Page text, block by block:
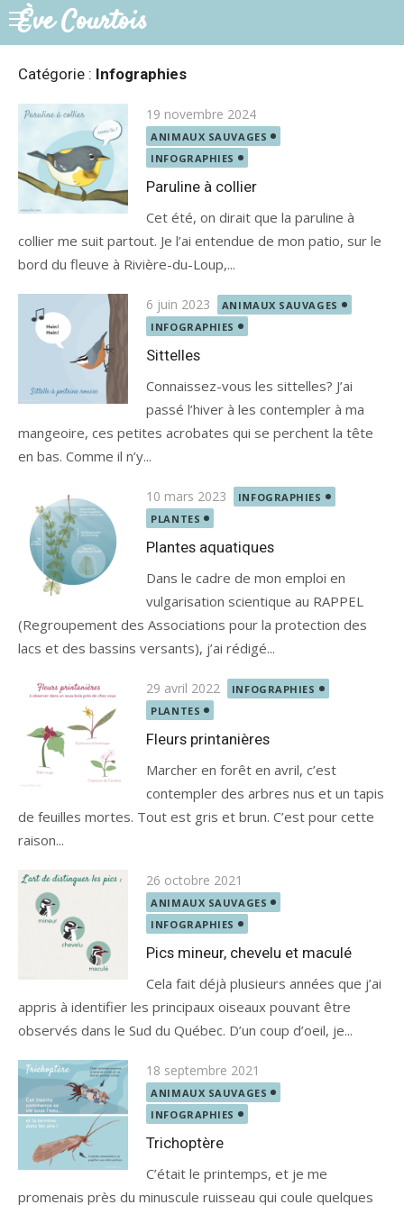
SkipÈve Courtois
Catégorie : Infographies
Posted
on
19 novembre 2024
ANIMAUX SAUVAGES
INFOGRAPHIES
Paruline à collier
Cet été, on dirait que la paruline à
collier me suit partout. Je l’ai entendue de mon patio, sur le
bord du fleuve à Rivière-du-Loup,...
Posted
on
6 juin 2023
ANIMAUX SAUVAGES
INFOGRAPHIES
Sittelles
Connaissez-vous les sittelles? J’ai
passé l’hiver à les contempler à ma
mangeoire, ces petites acrobates qui se perchent la tête
en bas. Comme il n’y...
Posted
on
10 mars 2023
INFOGRAPHIES
PLANTES
Plantes aquatiques
Dans le cadre de mon emploi en
vulgarisation scientique au RAPPEL
(Regroupement des Associations pour la protection des
lacs et des bassins versants), j’ai rédigé...
Posted
on
29 avril 2022
INFOGRAPHIES
PLANTES
Fleurs printanières
Marcher en forêt en avril, c’est
contempler des arbres nus et un tapis
de feuilles mortes. Tout est gris et brun. C’est pour cette
raison...
Posted
on
26 octobre 2021
ANIMAUX SAUVAGES
INFOGRAPHIES
Pics mineur, chevelu et maculé
Cela fait déjà plusieurs années que j’ai
appris à identifier les principaux oiseaux pouvant être
observés dans le Sud du Québec. D’un coup d’oeil, je...
Posted
on
18 septembre 2021
ANIMAUX SAUVAGES
INFOGRAPHIES
Trichoptère
C’était le printemps, et je me
promenais près du minuscule ruisseau qui coule quelques